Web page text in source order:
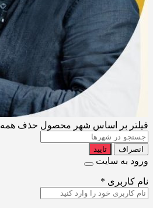
فیلتر بر اساس شهر محصول حذف همه
انصراف تایید
ورود به سایت
نام کاربری *